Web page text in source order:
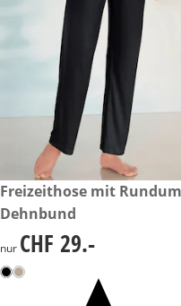
CHF 29.-
Freizeithose mit
Dehnbund
CHF 29.-
nur CHF 29.-